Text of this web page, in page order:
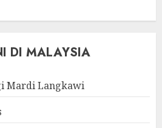
DI MALAYSIA
Mardi Langkawi